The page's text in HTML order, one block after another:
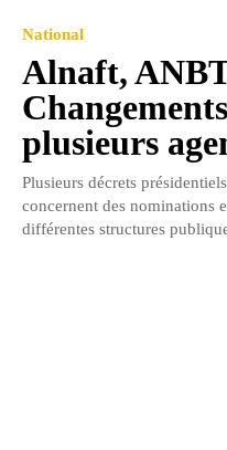
National
Alnaft,
plusieurs
Plusieurs décrets
concernent des nominations
différentes structures